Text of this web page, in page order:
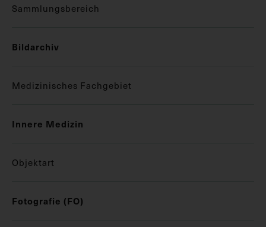
Sammlungsbereich
Bildarchiv
Medizinisches Fachgebiet
Innere Medizin
Objektart
Fotografie (FO)